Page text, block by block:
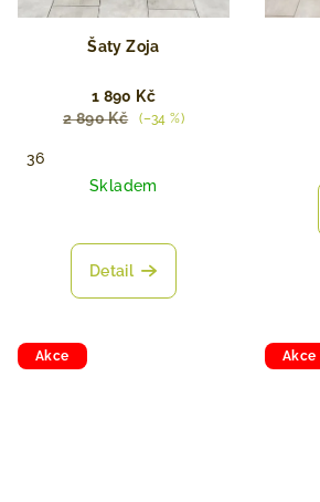
Šaty Zoja
1 890 Kč
2 890 Kč
(–34 %)
36
Skladem
Detail
Akce Akce